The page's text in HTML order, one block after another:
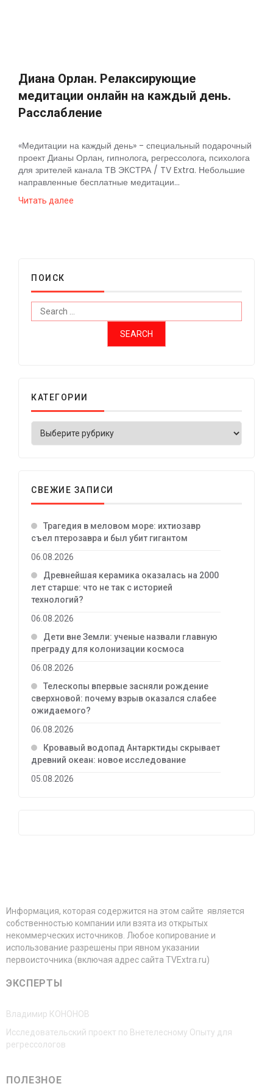
Диана Орлан. Релаксирующие
медитации онлайн на каждый день.
Расслабление
«Медитации на каждый день» - специальный подарочный
проект Дианы Орлан, гипнолога, регрессолога, психолога
для зрителей канала ТВ ЭКСТРА / TV Extra. Небольшие
направленные бесплатные медитации...
Читать далее
ПОИСК
КАТЕГОРИИ
СВЕЖИЕ ЗАПИСИ
Трагедия в меловом море: ихтиозавр
съел птерозавра и был убит гигантом
06.08.2026
Древнейшая керамика оказалась на 2000
лет старше: что не так с историей
технологий?
06.08.2026
Дети вне Земли: ученые назвали главную
преграду для колонизации космоса
06.08.2026
Телескопы впервые засняли рождение
сверхновой: почему взрыв оказался слабее
ожидаемого?
06.08.2026
Кровавый водопад Антарктиды скрывает
древний океан: новое исследование
05.08.2026
Информация, которая содержится на этом сайте является
собственностью компании или взята из открытых
некоммерческих источников. Любое копирование и
использование разрешены при явном указании
первоисточника (включая адрес сайта TVExtra.ru)
ЭКСПЕРТЫ
Владимир КОНОНОВ
Исследовательский проект по Внетелесному Опыту для
регрессологов
ПОЛЕЗНОЕ